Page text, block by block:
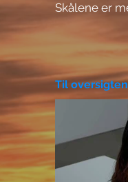
Skålene er
et fint
shirt BH.
Til